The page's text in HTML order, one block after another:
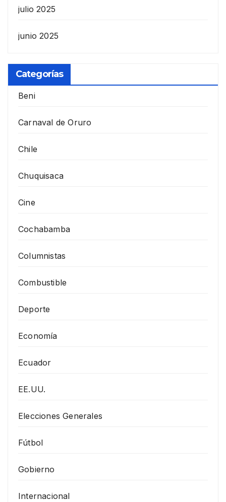
julio 2025
junio 2025
Categorías
Beni
Carnaval de Oruro
Chile
Chuquisaca
Cine
Cochabamba
Columnistas
Combustible
Deporte
Economía
Ecuador
EE.UU.
Elecciones Generales
Fútbol
Gobierno
Internacional